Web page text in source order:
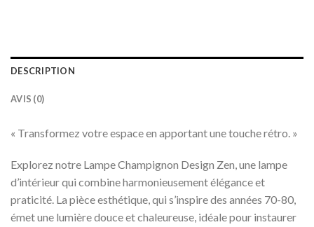
DESCRIPTION
AVIS (0)
« Transformez votre espace en apportant une touche rétro. »
Explorez notre Lampe Champignon Design Zen, une lampe
d’intérieur qui combine harmonieusement élégance et
praticité. La pièce esthétique, qui s’inspire des années 70-80,
émet une lumière douce et chaleureuse, idéale pour instaurer